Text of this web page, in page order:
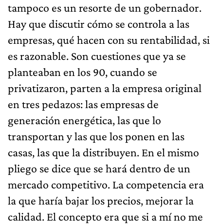
tampoco es un resorte de un gobernador.
Hay que discutir cómo se controla a las
empresas, qué hacen con su rentabilidad, si
es razonable. Son cuestiones que ya se
planteaban en los 90, cuando se
privatizaron, parten a la empresa original
en tres pedazos: las empresas de
generación energética, las que lo
transportan y las que los ponen en las
casas, las que la distribuyen. En el mismo
pliego se dice que se hará dentro de un
mercado competitivo. La competencia era
la que haría bajar los precios, mejorar la
calidad. El concepto era que si a mí no me